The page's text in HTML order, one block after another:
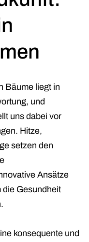
Bäume liegt in
und
uns dabei vor
Hitze,
setzen den
Ansätze
die Gesundheit
konsequente und